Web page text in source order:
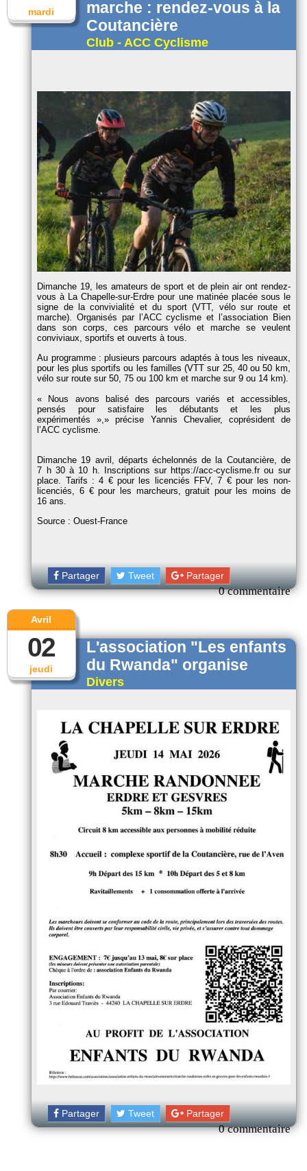
mardi
marche : rendez-vous à la
Coutancière
Club - ACC Cyclisme
Dimanche 19, les amateurs de sport et de plein air ont rendez-
vous à La Chapelle-sur-Erdre pour une matinée placée sous le
signe de la convivialité et du sport (VTT, vélo sur route et
marche). Organisés par l’ACC cyclisme et l’association Bien
dans son corps, ces parcours vélo et marche se veulent
conviviaux, sportifs et ouverts à tous.
Au programme : plusieurs parcours adaptés à tous les niveaux,
pour les plus sportifs ou les familles (VTT sur 25, 40 ou 50 km,
vélo sur route sur 50, 75 ou 100 km et marche sur 9 ou 14 km).
Nous avons balisé des parcours variés et accessibles,
pensés pour satisfaire les débutants et les plus
expérimentés »,
précise Yannis Chevalier, coprésident de
l’ACC cyclisme.
Dimanche 19 avril, départs échelonnés de la Coutancière, de
7 h 30 à 10 h. Inscriptions sur https://acc-cyclisme.fr ou sur
place. Tarifs : 4 € pour les licenciés FFV, 7 € pour les non-
licenciés, 6 € pour les marcheurs, gratuit pour les moins de
16 ans.
Source : Ouest-France
Partager Tweet Partager
0 commentaire
jeudi
Avril
02
L'association "Les enfants
du Rwanda" organise
Divers
Partager Tweet Partager
0 commentaire